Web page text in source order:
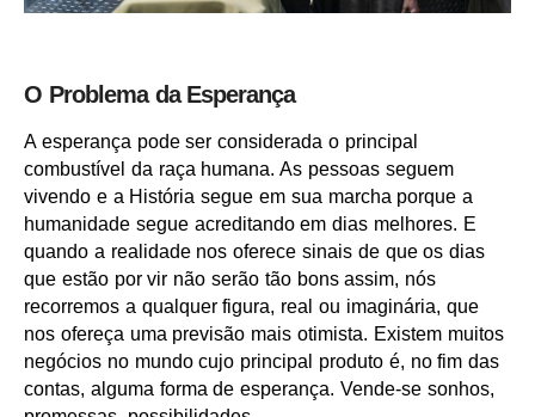
O Problema da Esperança
A esperança pode ser considerada o principal
combustível da raça humana. As pessoas seguem
vivendo e a História segue em sua marcha porque a
humanidade segue acreditando em dias melhores. E
quando a realidade nos oferece sinais de que os dias
que estão por vir não serão tão bons assim, nós
recorremos a qualquer figura, real ou imaginária, que
nos ofereça uma previsão mais otimista. Existem muitos
negócios no mundo cujo principal produto é, no fim das
contas, alguma forma de esperança. Vende-se sonhos,